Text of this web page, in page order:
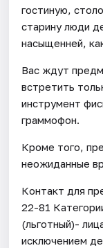
гостиную,
старину люди
насыщенней,
Вас ждут
встретить
инструмент
граммофон.
Кроме того,
неожиданные
Контакт для
22-81
(льготный)-
исключением